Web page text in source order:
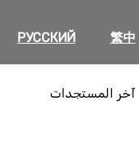
繁中
РУССКИЙ
آخر المستجدات